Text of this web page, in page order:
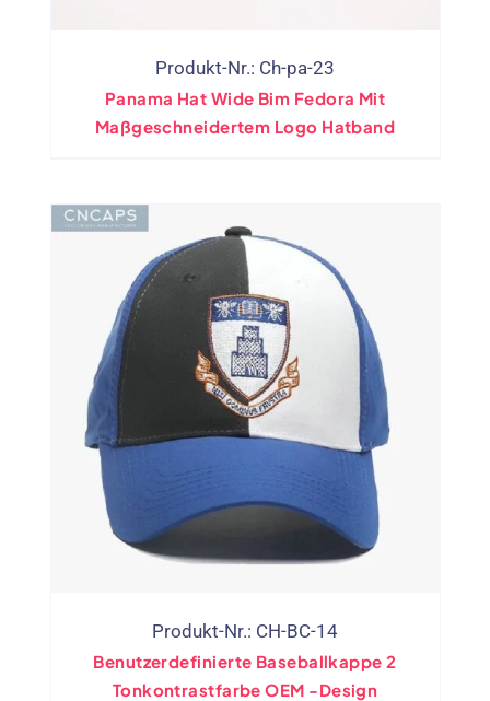
Produkt-Nr.: Ch-pa-23
Panama Hat Wide Bim Fedora Mit
Maßgeschneidertem Logo Hatband
Produkt-Nr.: CH-BC-14
Benutzerdefinierte Baseballkappe 2
Tonkontrastfarbe OEM -Design